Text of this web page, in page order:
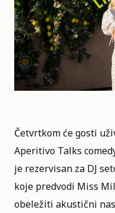
Četvrtkom će gosti
Aperitivo Talks
je rezervisan za DJ
koje predvodi Miss
obeležiti akustični